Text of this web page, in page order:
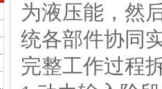
为液压能，然
统各部件协同
完整工作过程